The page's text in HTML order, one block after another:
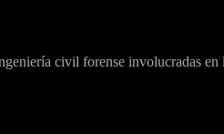
civil forense involucradas en